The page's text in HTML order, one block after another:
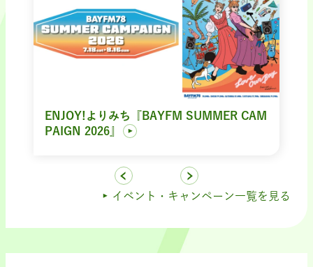
ENJOY!よりみち『BAYFM SUMMER CAM
PAIGN 2026』
イベント・キャンペーン一覧を見る